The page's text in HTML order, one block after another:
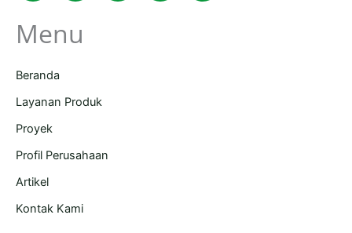
Menu
Beranda
Layanan Produk
Proyek
Profil Perusahaan
Artikel
Kontak Kami